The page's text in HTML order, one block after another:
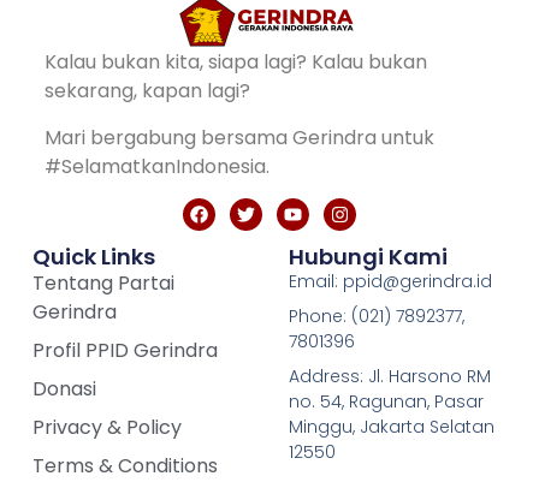
Kalau bukan kita, siapa lagi? Kalau bukan
sekarang, kapan lagi?
Mari bergabung bersama Gerindra untuk
#SelamatkanIndonesia.
Quick Links
Tentang Partai
Gerindra
Profil PPID Gerindra
Donasi
Privacy & Policy
Terms & Conditions
Hubungi Kami
Email: ppid@gerindra.id
Phone: (021) 7892377,
7801396
Address: Jl. Harsono RM
no. 54, Ragunan, Pasar
Minggu, Jakarta Selatan
12550